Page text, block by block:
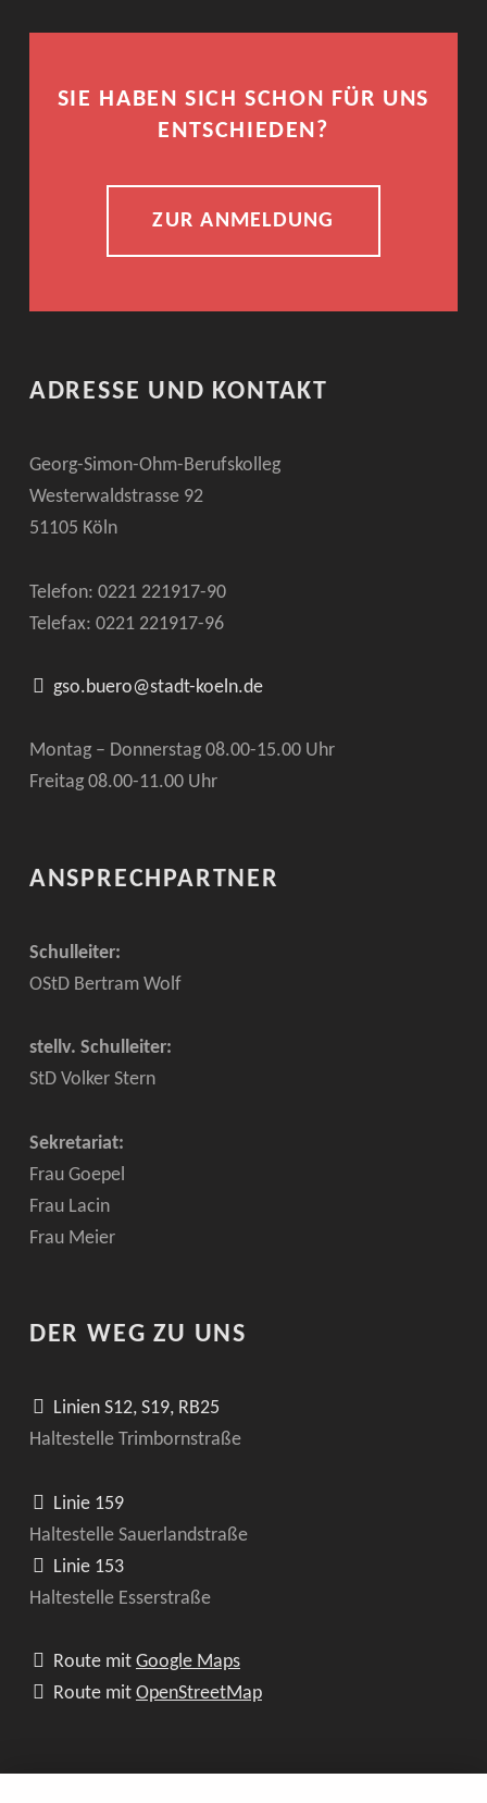
SIE HABEN SICH SCHON FÜR UNS
ENTSCHIEDEN?
ZUR ANMELDUNG
ADRESSE UND KONTAKT
Georg-Simon-Ohm-Berufskolleg
Westerwaldstrasse 92
51105 Köln
Telefon: 0221 221917-90
Telefax: 0221 221917-96
gso.buero@stadt-koeln.de
Montag – Donnerstag 08.00-15.00 Uhr
Freitag 08.00-11.00 Uhr
ANSPRECHPARTNER
Schulleiter:
OStD Bertram Wolf
stellv. Schulleiter:
StD Volker Stern
Sekretariat:
Frau Goepel
Frau Lacin
Frau Meier
DER WEG ZU UNS
Linien S12, S19, RB25
Haltestelle Trimbornstraße
Linie 159
Haltestelle Sauerlandstraße
Linie 153
Haltestelle Esserstraße
Route mit Google Maps
Route mit OpenStreetMap